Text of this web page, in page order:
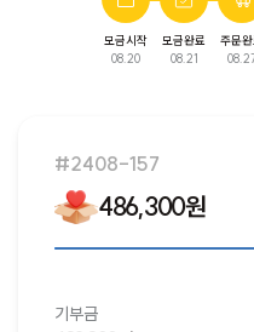
모금시작
08.20
모금완료
08.21
주문
완료된 모금입니
#2408-157
486,300원
기부금